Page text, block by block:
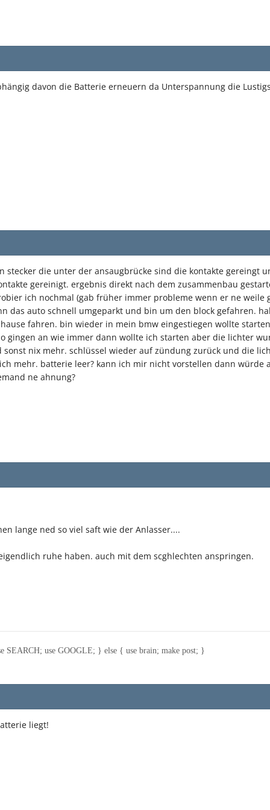
davon die Batterie erneuern da Unterspannung die
stecker die unter der ansaugbrücke sind die kontakte gereingt
gereinigt. ergebnis direkt nach dem zusammenbau
ich nochmal (gab früher immer probleme wenn er ne
das auto schnell umgeparkt und bin um den block gefahren.
fahren. bin wieder in mein bmw eingestiegen wollte
gingen an wie immer dann wollte ich starten aber die lichter
sonst nix mehr. schlüssel wieder auf zündung zurück und die
mehr. batterie leer? kann ich mir nicht vorstellen dann
ne ahnung?
lange ned so viel saft wie der Anlasser....
ruhe haben. auch mit dem scghlechten anspringen.
use GOOGLE; } else { use brain; make post; }
liegt!